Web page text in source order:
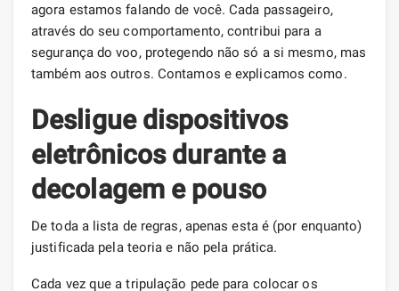
agora estamos falando de você. Cada passageiro,
através do seu comportamento, contribui para a
segurança do voo, protegendo não só a si mesmo, mas
também aos outros. Contamos e explicamos como.
Desligue dispositivos
eletrônicos durante a
decolagem e pouso
De toda a lista de regras, apenas esta é (por enquanto)
justificada pela teoria e não pela prática.
Cada vez que a tripulação pede para colocar os